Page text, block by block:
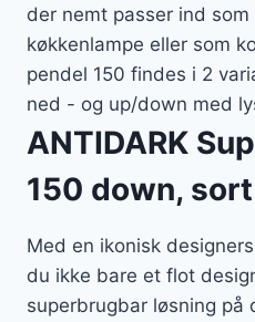
der nemt passer ind
køkkenlampe eller som
pendel 150 findes i 2
ned - og up/down med
ANTIDARK
150 down, sort
Med en ikonisk
du ikke bare et flot
superbrugbar løsning på